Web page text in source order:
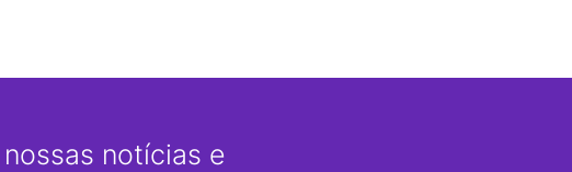
notícias e